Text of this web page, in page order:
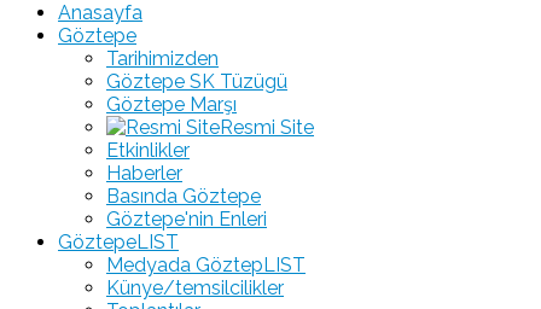
Anasayfa
Göztepe
Tarihimizden
Göztepe SK Tüzügü
Göztepe Marşı
Resmi Site
Etkinlikler
Haberler
Basında Göztepe
Göztepe'nin Enleri
GöztepeLIST
Medyada GöztepLIST
Künye/temsilcilikler